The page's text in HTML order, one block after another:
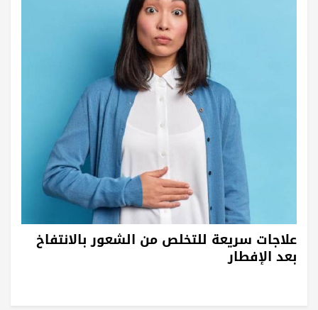
علاجات سريعة للتخلص من الشعور بالانتفاخ
بعد الإفطار